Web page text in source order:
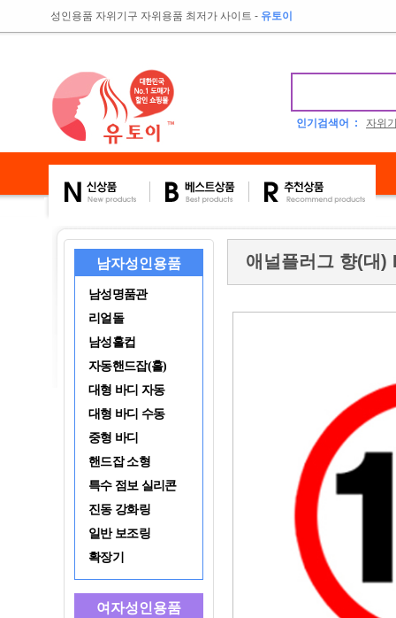
성인용품 자위기구 자위용품 최저가 사이트 - 유토이
인기검색어 : 자위
남자성인용품
남성명품관
리얼돌
남성홀컵
자동핸드잡(홀)
대형 바디 자동
대형 바디 수동
중형 바디
핸드잡 소형
특수 점보 실리콘
진동 강화링
일반 보조링
확장기
여자성인용품
애널플러그 향(대)